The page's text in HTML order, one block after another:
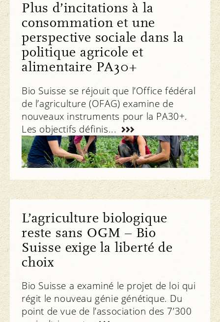
Plus d’incitations à la
consommation et une
perspective sociale dans la
politique agricole et
alimentaire PA30+
Bio Suisse se réjouit que l’Office fédéral
de l’agriculture (OFAG) examine de
nouveaux instruments pour la PA30+.
Les objectifs définis...
News
L’agriculture biologique
reste sans OGM – Bio
Suisse exige la liberté de
choix
Bio Suisse a examiné le projet de loi qui
régit le nouveau génie génétique. Du
point de vue de l’association des 7’300